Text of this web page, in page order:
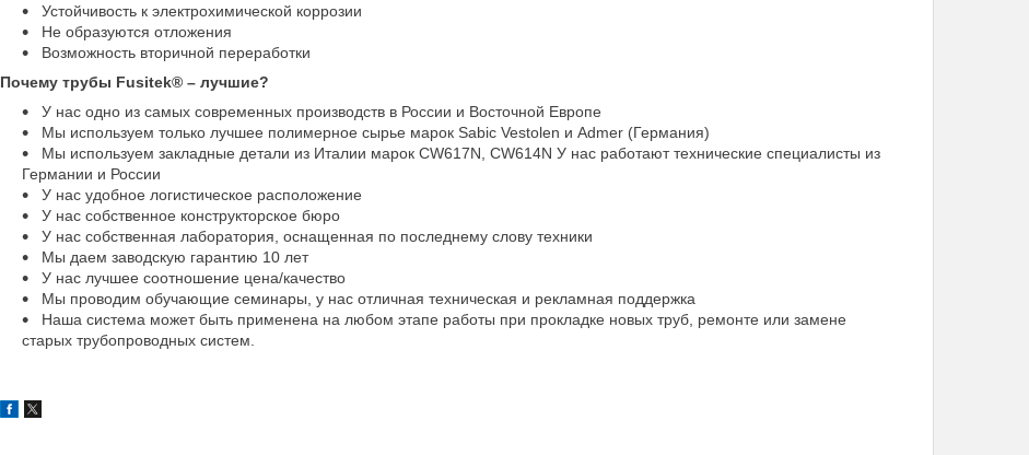
Устойчивость к электрохимической коррозии
Не образуются отложения
Возможность вторичной переработки
Почему трубы Fusitek® – лучшие?
У нас одно из самых современных производств в России и Восточной Европе
Мы используем только лучшее полимерное сырье марок Sabic Vestolen и Admer (Германия)
Мы используем закладные детали из Италии марок CW617N, CW614N У нас работают технические специалисты из
Германии и России
У нас удобное логистическое расположение
У нас собственное конструкторское бюро
У нас собственная лаборатория, оснащенная по последнему слову техники
Мы даем заводскую гарантию 10 лет
У нас лучшее соотношение цена/качество
Мы проводим обучающие семинары, у нас отличная техническая и рекламная поддержка
Наша система может быть применена на любом этапе работы при прокладке новых труб, ремонте или замене
старых трубопроводных систем.